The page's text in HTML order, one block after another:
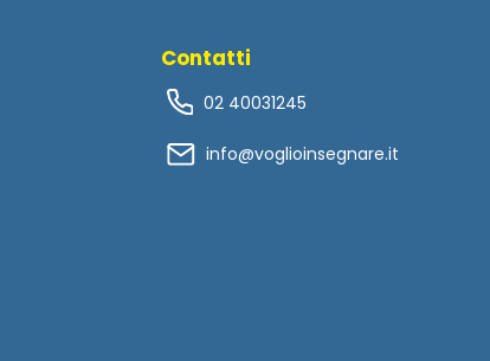
Contatti
02 40031245
info@voglioinsegnare.it